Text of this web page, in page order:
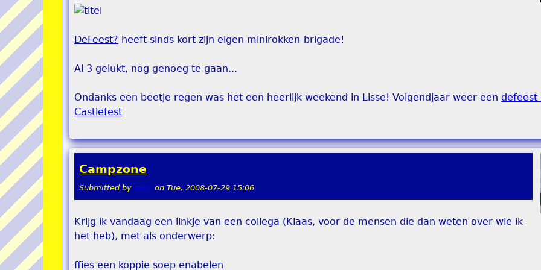
DeFeest? heeft sinds kort zijn eigen minirokken-brigade!
Al 3 gelukt, nog genoeg te gaan...
Ondanks een beetje regen was het een heerlijk weekend in Lisse! Volgendjaar weer een defeest
Castlefest
Campzone
Submitted by remi on Tue, 2008-07-29 15:06
Krijg ik vandaag een linkje van een collega (Klaas, voor de mensen die dan weten over wie ik
het heb), met als onderwerp:
ffies een koppie soep enabelen